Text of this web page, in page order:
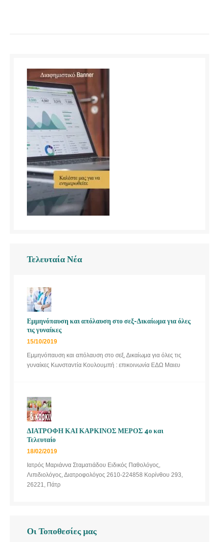
Τελευταία Νέα
Εμμηνόπαυση και απόλαυση στο σεξ-Δικαίωμα για όλες
τις γυναίκες
15/10/2019
Εμμηνόπαυση και απόλαυση στο σεξ, Δικαίωμα για όλες τις
γυναίκες Κωνσταντία Κουλουμπή : επικοινωνία ΕΔΩ Μαιευ
ΔΙΑΤΡΟΦΗ ΚΑΙ ΚΑΡΚΙΝΟΣ ΜΕΡΟΣ 4ο και
Τελευταίο
18/02/2019
Ιατρός Μαριάννα Σταματιάδου Ειδικός Παθολόγος,
Λιπιδιολόγος, Διατροφολόγος 2610-224858 Κορίνθου 293,
26221, Πάτρ
Οι Τοποθεσίες μας